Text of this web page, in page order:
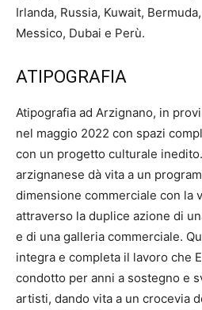
Irlanda, Russia, Kuwait,
Messico, Dubai e Perù.
ATIPOGRAFIA
Atipografia ad Arzignano, in
nel maggio 2022 con spazi
con un progetto culturale inedito.
arzignanese dà vita a un
dimensione commerciale con la
attraverso la duplice azione di
e di una galleria commerciale.
integra e completa il lavoro che
condotto per anni a sostegno e
artisti, dando vita a un crocevia